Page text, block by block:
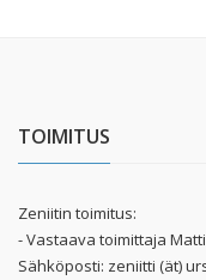
TOIMITUS
Zeniitin toimitus:
- Vastaava toimittaja
Sähköposti: zeniitti (ät)